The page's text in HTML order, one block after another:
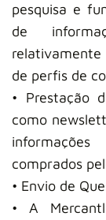
pesquisa e
de
de perfis de
• Prestação
como
comprados
• Envio de
• A